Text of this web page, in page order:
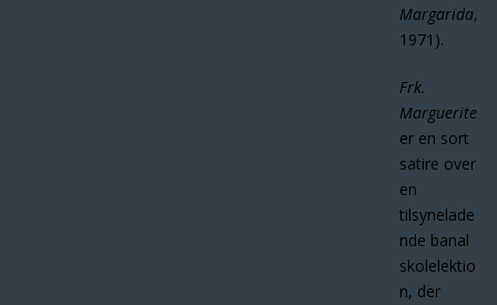
Margarida,
1971).
Frk.
Marguerite
er en sort
satire over
en
tilsynelade
nde banal
skolelektio
n, der